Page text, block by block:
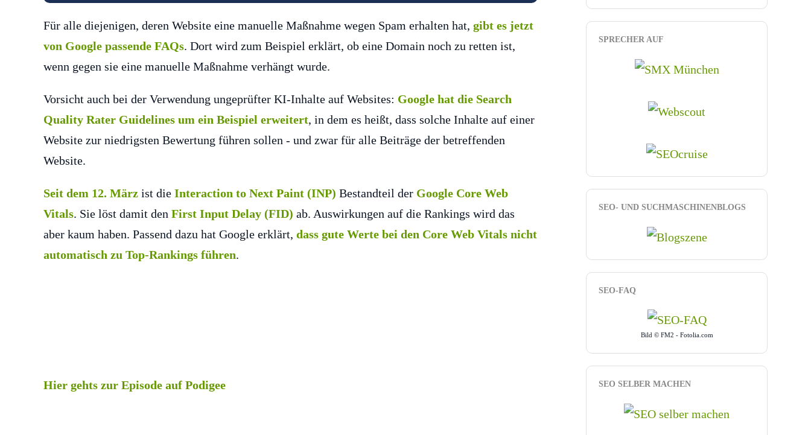
Für alle diejenigen, deren Website eine manuelle Maßnahme wegen Spam erhalten hat, gibt es jetzt
von Google passende FAQs. Dort wird zum Beispiel erklärt, ob eine Domain noch zu retten ist,
wenn gegen sie eine manuelle Maßnahme verhängt wurde.
Vorsicht auch bei der Verwendung ungeprüfter KI-Inhalte auf Websites: Google hat die Search
Quality Rater Guidelines um ein Beispiel erweitert, in dem es heißt, dass solche Inhalte auf einer
Website zur niedrigsten Bewertung führen sollen - und zwar für alle Beiträge der betreffenden
Website.
Seit dem 12. März ist die Interaction to Next Paint (INP) Bestandteil der Google Core Web
Vitals. Sie löst damit den First Input Delay (FID) ab. Auswirkungen auf die Rankings wird das
aber kaum haben. Passend dazu hat Google erklärt, dass gute Werte bei den Core Web Vitals nicht
automatisch zu Top-Rankings führen.
Hier gehts zur Episode auf Podigee
SPRECHER AUF
SEO- UND SUCHMASCHINENBLOGS
SEO-FAQ
Bild © FM2 - Fotolia.com
SEO SELBER MACHEN